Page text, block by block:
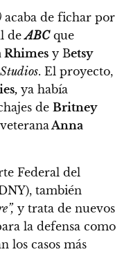
acaba de fichar por
deABCque
Rhimes y Betsy
. El proyecto,
ya había
de Britney
Anna
Federal del
también
y trata de nuevos
la defensa como
los casos más